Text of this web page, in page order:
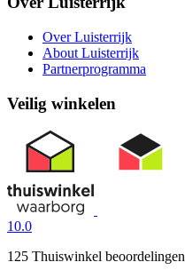
Over Luisterrijk
About Luisterrijk
Partnerprogramma
Veilig winkelen
10.0
125 Thuiswinkel beoordelingen